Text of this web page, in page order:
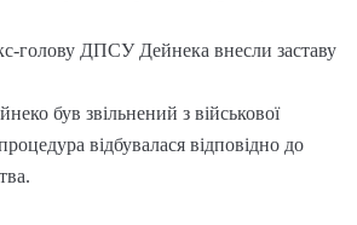
голову ДПСУ Дейнека внесли заставу
був звільнений з військової
відбувалася відповідно до